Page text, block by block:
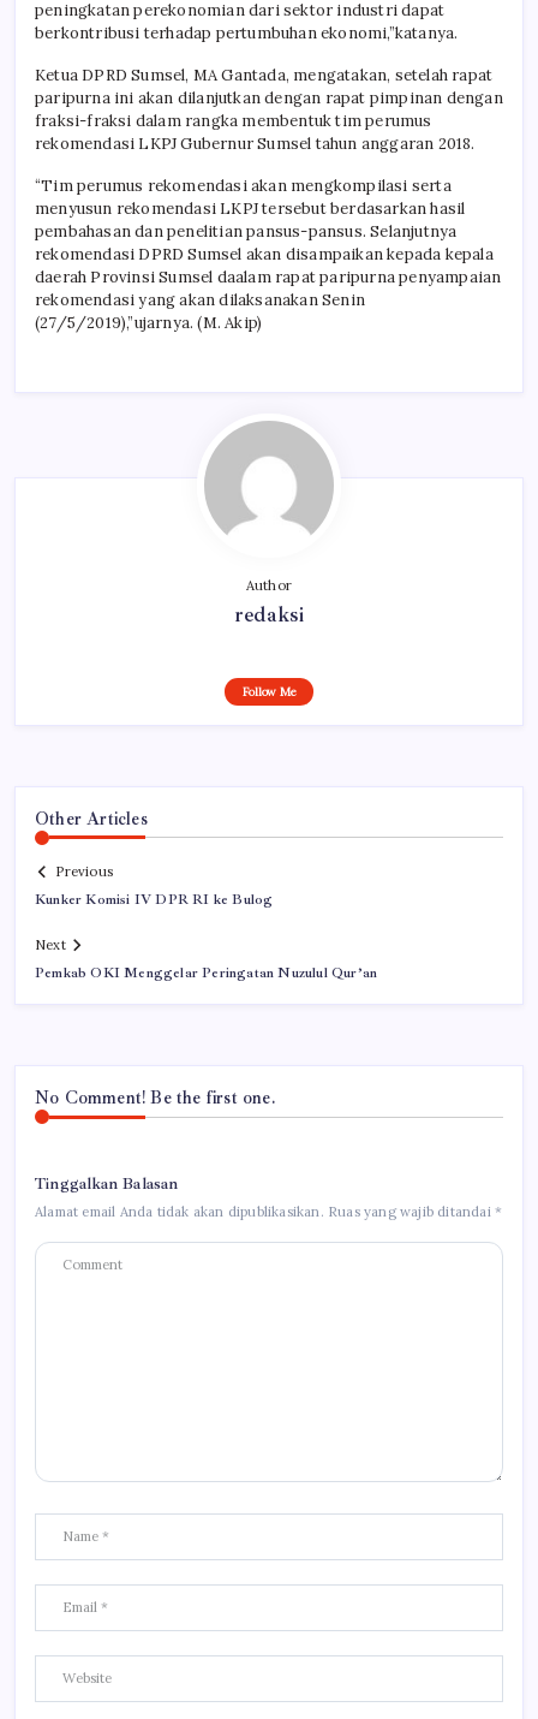
peningkatan perekonomian dari sektor industri dapat
berkontribusi terhadap pertumbuhan ekonomi,”katanya.
Ketua DPRD Sumsel, MA Gantada, mengatakan, setelah rapat
paripurna ini akan dilanjutkan dengan rapat pimpinan dengan
fraksi-fraksi dalam rangka membentuk tim perumus
rekomendasi LKPJ Gubernur Sumsel tahun anggaran 2018.
“Tim perumus rekomendasi akan mengkompilasi serta
menyusun rekomendasi LKPJ tersebut berdasarkan hasil
pembahasan dan penelitian pansus-pansus. Selanjutnya
rekomendasi DPRD Sumsel akan disampaikan kepada kepala
daerah Provinsi Sumsel daalam rapat paripurna penyampaian
rekomendasi yang akan dilaksanakan Senin
(27/5/2019),”ujarnya. (M. Akip)
Author
redaksi
Follow Me
Other Articles
Previous
Kunker Komisi IV DPR RI ke Bulog
Next
Pemkab OKI Menggelar Peringatan Nuzulul Qur’an
No Comment! Be the first one.
Tinggalkan Balasan
Alamat email Anda tidak akan dipublikasikan. Ruas yang wajib ditandai*